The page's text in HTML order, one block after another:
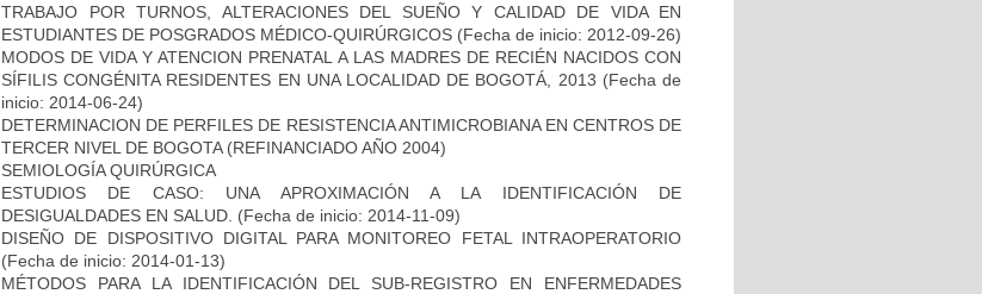
TRABAJO POR TURNOS, ALTERACIONES DEL SUEÑO Y CALIDAD DE VIDA EN
ESTUDIANTES DE POSGRADOS MÉDICO-QUIRÚRGICOS (Fecha de inicio: 2012-09-26)
MODOS DE VIDA Y ATENCION PRENATAL A LAS MADRES DE RECIÉN NACIDOS CON
SÍFILIS CONGÉNITA RESIDENTES EN UNA LOCALIDAD DE BOGOTÁ, 2013 (Fecha de
inicio: 2014-06-24)
DETERMINACION DE PERFILES DE RESISTENCIA ANTIMICROBIANA EN CENTROS DE
TERCER NIVEL DE BOGOTA (REFINANCIADO AÑO 2004)
SEMIOLOGÍA QUIRÚRGICA
ESTUDIOS DE CASO: UNA APROXIMACIÓN A LA IDENTIFICACIÓN DE
DESIGUALDADES EN SALUD. (Fecha de inicio: 2014-11-09)
DISEÑO DE DISPOSITIVO DIGITAL PARA MONITOREO FETAL INTRAOPERATORIO
(Fecha de inicio: 2014-01-13)
MÉTODOS PARA LA IDENTIFICACIÓN DEL SUB-REGISTRO EN ENFERMEDADES